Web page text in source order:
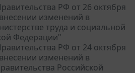
РФ от 26 октября
изменений в
труда и социальной
Федерации"
РФ от 24 октября
изменений в
Российской